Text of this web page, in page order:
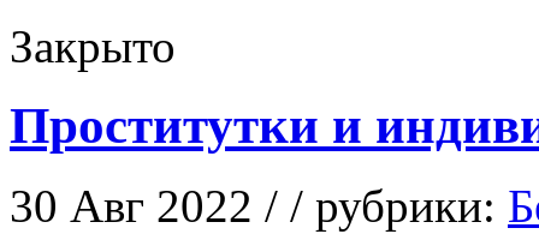
Закрыто
Проститутки и
30 Авг 2022 / / рубрики: